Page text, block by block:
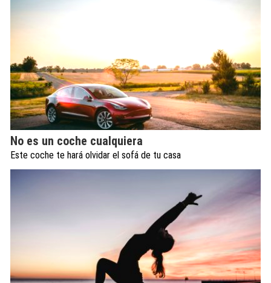
No es un coche cualquiera
Este coche te hará olvidar el sofá de tu casa